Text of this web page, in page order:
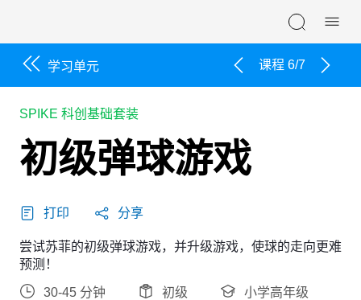
学习单元 课程 6/7
SPIKE 科创基础套装
初级弹球游戏
打印 分享
尝试苏菲的初级弹球游戏，并升级游戏，使球的走向更难
预测！
30-45 分钟 初级 小学高年级